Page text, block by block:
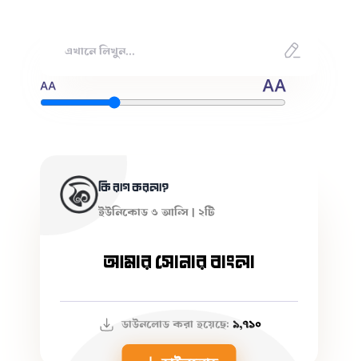
AA AA
কি রাগ করলা?
ইউনিকোড ও আন্সি | ২টি
আমার সোনার বাংলা
ডাউনলোড করা হয়েছে: ৯,৭১০